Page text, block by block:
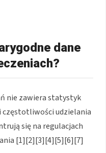
dane
nie zawiera statystyk
częstotliwości udzielania
się na regulacjach
[1][2][3][4][5][6][7]